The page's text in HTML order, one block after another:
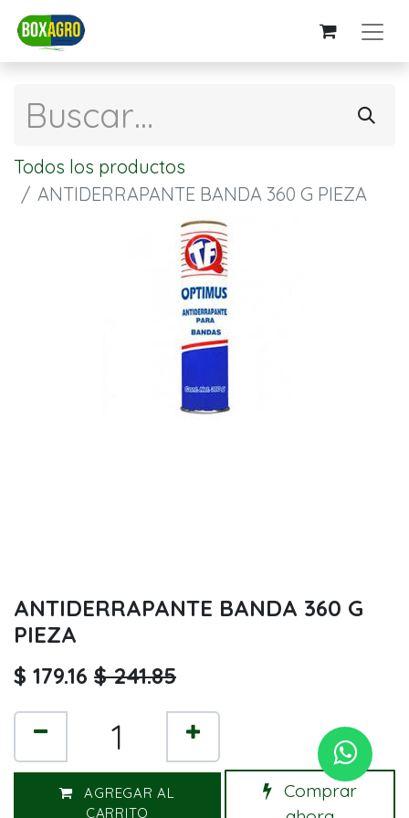
Todos los productos
ANTIDERRAPANTE BANDA 360 G PIEZA
ANTIDERRAPANTE BANDA 360 G
PIEZA
$ 179.16 $241.85
AGREGAR AL
CARRITO
Comprar